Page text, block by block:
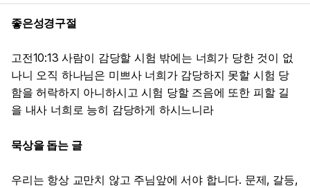
좋은성경구절
고전10:13 사람이 감당할 시험 밖에는 너희가 당한 것이 없
나니 오직 하나님은 미쁘사 너희가 감당하지 못할 시험 당
함을 허락하지 아니하시고 시험 당할 즈음에 또한 피할 길
을 내사 너희로 능히 감당하게 하시느니라
묵상을 돕는 글
우리는 항상 교만치 않고 주님앞에 서야 합니다. 문제, 갈등,